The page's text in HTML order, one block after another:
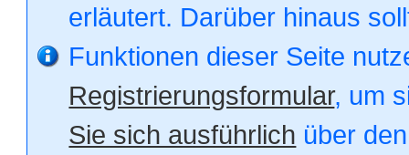
erläutert. Darüber hinaus
Funktionen dieser Seite
Registrierungsformular, um
Sie sich ausführlich über